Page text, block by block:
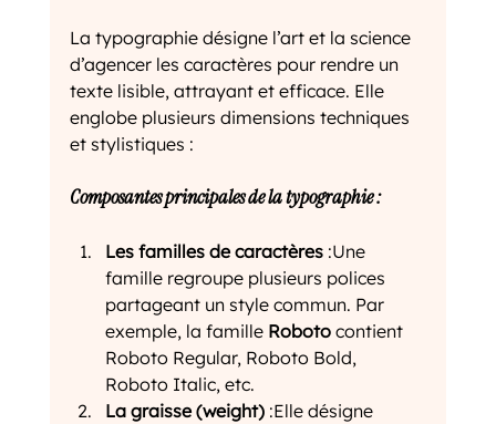
La typographie désigne l’art et la science
d’agencer les caractères pour rendre un
texte lisible, attrayant et efficace. Elle
englobe plusieurs dimensions techniques
et stylistiques :
Composantes principales de la typographie :
Les familles de caractères :Une
famille regroupe plusieurs polices
partageant un style commun. Par
exemple, la famille Roboto contient
Roboto Regular, Roboto Bold,
Roboto Italic, etc.
La graisse (weight) :Elle désigne